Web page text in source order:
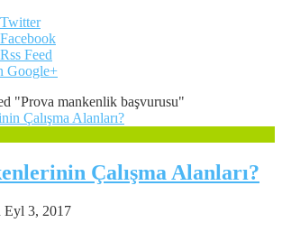
Feed
Google+
"Prova mankenlik başvurusu"
Çalışma Alanları?
Eyl 3, 2017